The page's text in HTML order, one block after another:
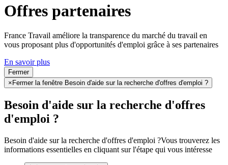
Offres partenaires
France Travail améliore la transparence du marché du travail en
vous proposant plus d'opportunités d'emploi grâce à ses partenaires
En savoir plus
Fermer
× Fermer la fenêtre Besoin d'aide sur la recherche d'offres d'emploi ?
Besoin d'aide sur la recherche d'offres
d'emploi ?
Besoin d'aide sur la recherche d'offres d'emploi ?Vous trouverez les
informations essentielles en cliquant sur l'étape qui vous intéresse